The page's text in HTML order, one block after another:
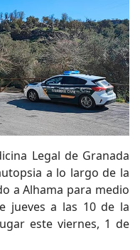
Legal de Granada
a lo largo de la
a Alhama para medio
jueves a las 10 de la
este viernes, 1 de